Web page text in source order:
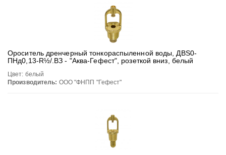
Ороситель дренчерный тонкораспыленной воды, ДВS0-
ПНд0,13-R½/.ВЗ - "Аква-Гефест", розеткой вниз, белый
Цвет: белый
Производитель: ООО "ФНПП "Гефест"